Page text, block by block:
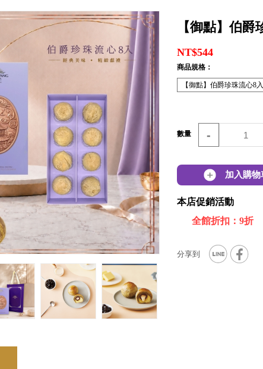
【御點】伯爵
NT$544
商品規格：
【御點】伯爵珍珠流心8
數量 -
加入購物
本店促銷活動
全館折扣：9折